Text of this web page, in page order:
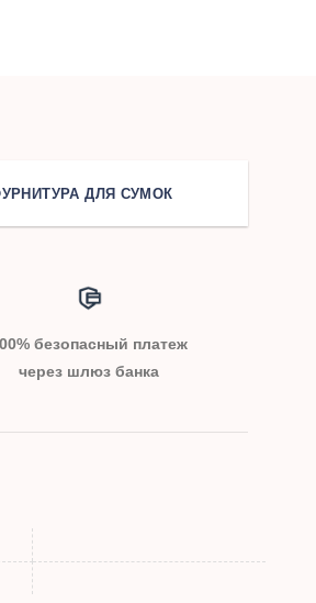
ДЛЯ СУМОК
безопасный платеж
через шлюз банка